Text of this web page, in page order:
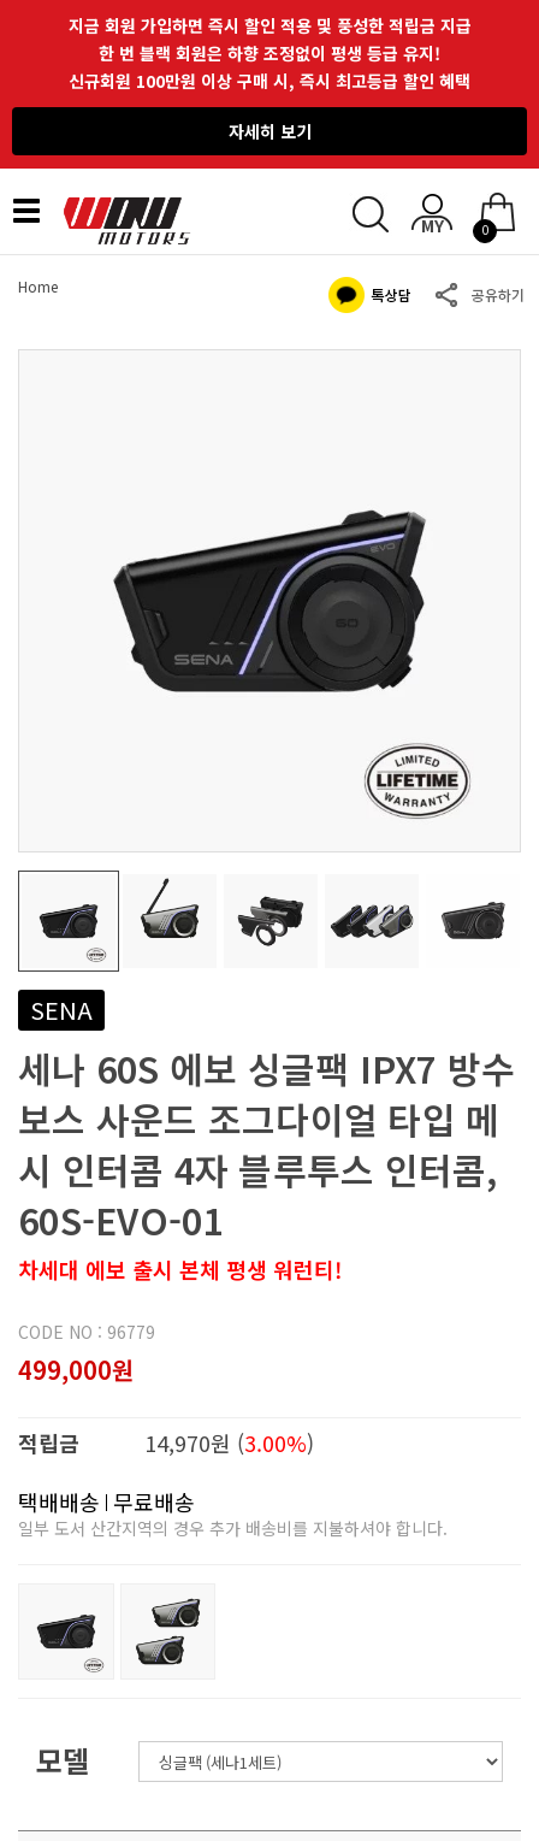
지금 회원 가입하면 즉시 할인 적용 및 풍성한 적립금 지급
한 번 블랙 회원은 하향 조정없이 평생 등급 유지!
신규회원 100만원 이상 구매 시, 즉시 최고등급 할인 혜택
자세히 보기
Toggle
navigation
0
Home
SENA
세나 60S 에보 싱글팩 IPX7 방수
보스 사운드 조그다이얼 타입 메
시 인터콤 4자 블루투스 인터콤,
60S-EVO-01
차세대 에보 출시 본체 평생 워런티!
CODE NO : 96779
499,000원
적립금 14,970원 (3.00%)
택배배송 무료배송
일부 도서 산간지역의 경우 추가 배송비를 지불하셔야 합니다.
모델